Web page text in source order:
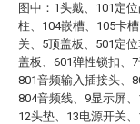
图中：1头戴、101定
柱、104嵌槽、105卡
关、5顶盖板、501定
盖板、601弹性锁扣、
801音频输入插接头、
804音频线、9显示屏、
12头垫、13电源开关